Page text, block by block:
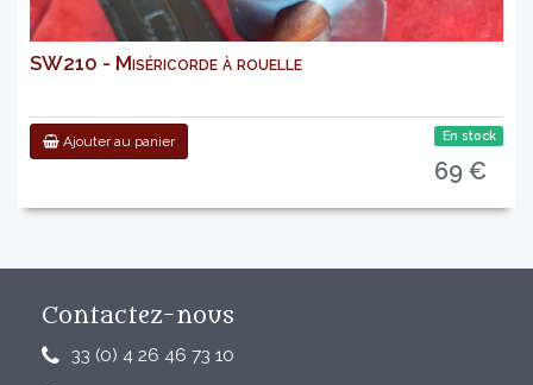
SW210 - Miséricorde à rouelle
Ajouter au panier En stock
69 €
Contactez-nous
33 (0) 4 26 46 73 10